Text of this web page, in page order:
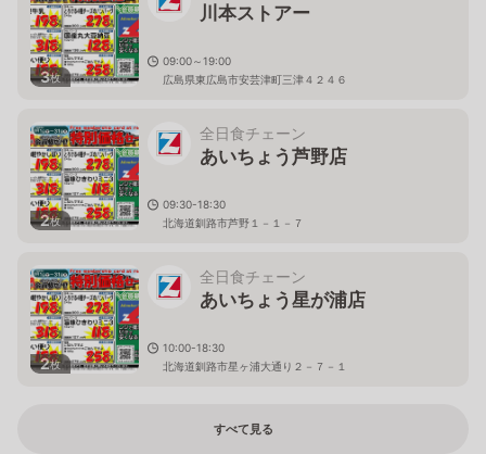
3枚
川本ストアー
09:00～19:00
広島県東広島市安芸津町三津４２４６
2枚
全日食チェーン
あいちょう芦野店
09:30-18:30
北海道釧路市芦野１－１－７
2枚
全日食チェーン
あいちょう星が浦店
10:00-18:30
北海道釧路市星ヶ浦大通り２－７－１
すべて見る